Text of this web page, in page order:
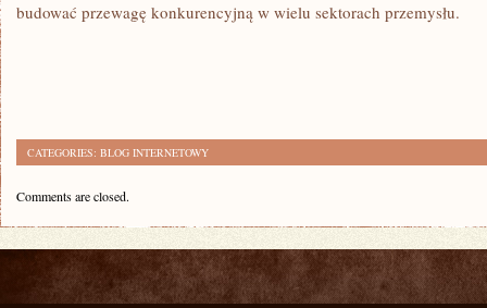
budować przewagę konkurencyjną w wielu sektorach przemysłu.
CATEGORIES: BLOG INTERNETOWY
Comments are closed.